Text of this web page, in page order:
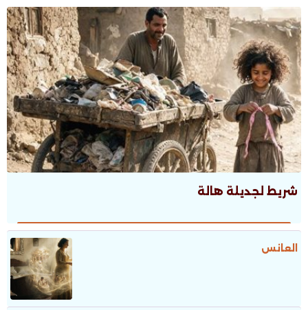
شريط لجديلة هالة
العانس